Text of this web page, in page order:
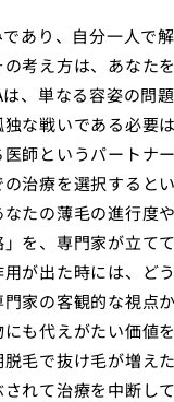
あり、自分一人で
考え方は、あなた
、単なる容姿の問
な戦いである必要
師というパートナ
治療を選択すると
たの薄毛の進行度
を、専門家が立て
が出た時には、ど
家の客観的な視点
も代えがたい価値
毛で抜け毛が増え
れて治療を中断し